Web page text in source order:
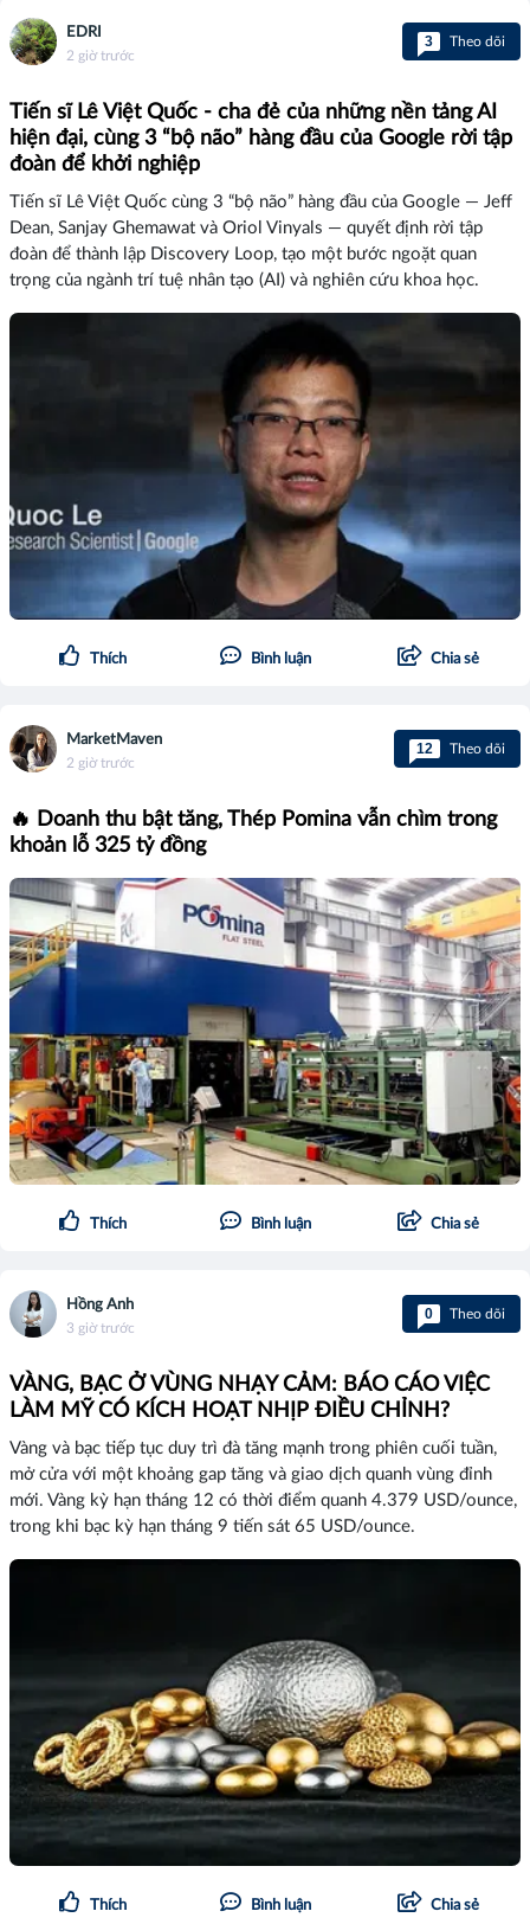
EDRI
2 giờ trước
3 Theo dõi
Tiến sĩ Lê Việt Quốc - cha đẻ của những nền tảng AI
hiện đại, cùng 3 “bộ não” hàng đầu của Google rời tập
đoàn để khởi nghiệp
Tiến sĩ Lê Việt Quốc cùng 3 “bộ não” hàng đầu của Google — Jeff
Dean, Sanjay Ghemawat và Oriol Vinyals — quyết định rời tập
đoàn để thành lập Discovery Loop, tạo một bước ngoặt quan
trọng của ngành trí tuệ nhân tạo (AI) và nghiên cứu khoa học.
Thích Bình luận Chia sẻ
MarketMaven
2 giờ trước
12 Theo dõi
🔥 Doanh thu bật tăng, Thép Pomina vẫn chìm trong
khoản lỗ 325 tỷ đồng
Thích Bình luận Chia sẻ
Hồng Anh
3 giờ trước
0 Theo dõi
VÀNG, BẠC Ở VÙNG NHẠY CẢM: BÁO CÁO VIỆC
LÀM MỸ CÓ KÍCH HOẠT NHỊP ĐIỀU CHỈNH?
Vàng và bạc tiếp tục duy trì đà tăng mạnh trong phiên cuối tuần,
mở cửa với một khoảng gap tăng và giao dịch quanh vùng đỉnh
mới. Vàng kỳ hạn tháng 12 có thời điểm quanh 4.379 USD/ounce,
trong khi bạc kỳ hạn tháng 9 tiến sát 65 USD/ounce.
Thích Bình luận Chia sẻ